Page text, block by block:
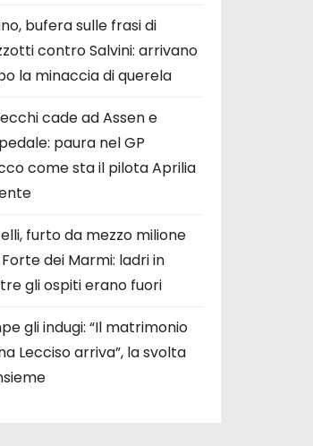
bufera sulle frasi di
contro Salvini: arrivano
la minaccia di querela
cade ad Assen e
paura nel GP
come sta il pilota Aprilia
furto da mezzo milione
dei Marmi: ladri in
gli ospiti erano fuori
gli indugi: “Il matrimonio
Lecciso arriva”, la svolta